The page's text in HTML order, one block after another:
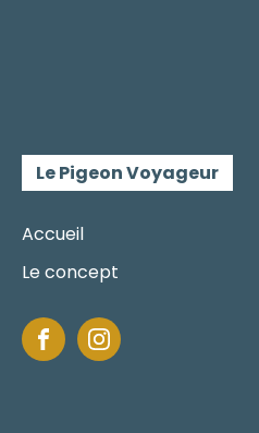
Le Pigeon Voyageur
Accueil
Le concept